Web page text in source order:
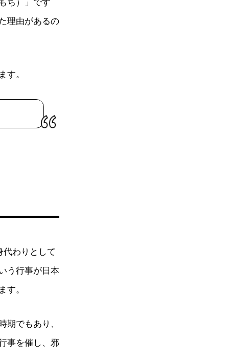
ち）」です
理由があるの
す。
代わりとして
う行事が日本
す。
期でもあり、
事を催し、邪